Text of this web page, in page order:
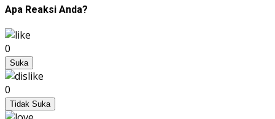
Apa Reaksi Anda?
0
Suka
0
Tidak Suka